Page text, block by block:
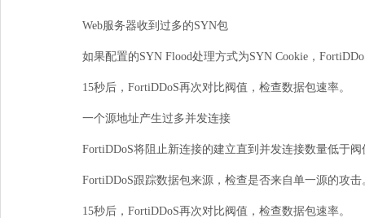
Web服务器收到过多的SYN包
如果配置的SYNFlood处理方式为SYNCookie ，
15秒后， FortiDDoS再次对比阀值，检查数据包速率。
一个源地址产生过多并发连接
FortiDDoS将阻止新连接的建立直到并发连接数量低于阀
FortiDDoS跟踪数据包来源，检查是否来自单一源的攻
15秒后， FortiDDoS再次对比阀值，检查数据包速率。